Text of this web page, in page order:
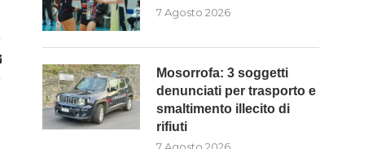
7 Agosto 2026
Mosorrofa: 3 soggetti
denunciati per trasporto e
smaltimento illecito di
rifiuti